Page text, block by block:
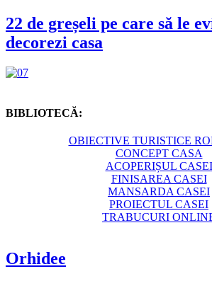
22 de greșeli pe care să le
decorezi casa
BIBLIOTECĂ:
OBIECTIVE TURISTICE
CONCEPT CASA
ACOPERIȘUL CASEI
FINISAREA CASEI
MANSARDA CASEI
PROIECTUL CASEI
TRABUCURI
Orhidee